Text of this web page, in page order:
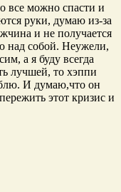
все можно спасти и
руки, думаю из-за
и не получается
над собой. Неужели,
а я буду всегда
лучшей, то хэппи
И думаю,что он
этот кризис и